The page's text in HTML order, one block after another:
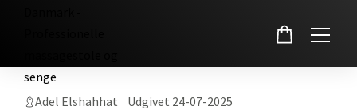
Adel Elshahhat Udgivet 24-07-2025